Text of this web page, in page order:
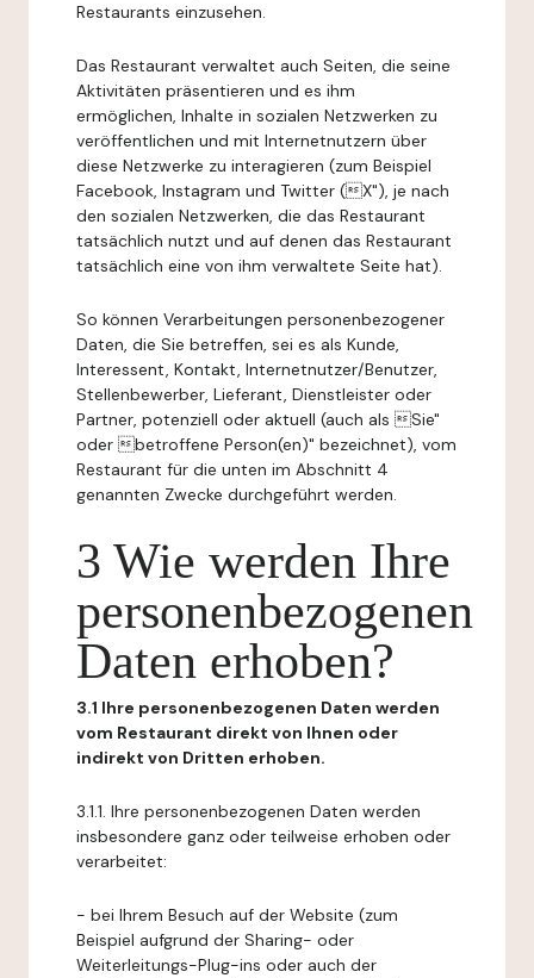
Restaurants einzusehen.
Das Restaurant verwaltet auch Seiten, die seine
Aktivitäten präsentieren und es ihm
ermöglichen, Inhalte in sozialen Netzwerken zu
veröffentlichen und mit Internetnutzern über
diese Netzwerke zu interagieren (zum Beispiel
Facebook, Instagram und Twitter (X"), je nach
den sozialen Netzwerken, die das Restaurant
tatsächlich nutzt und auf denen das Restaurant
tatsächlich eine von ihm verwaltete Seite hat).
So können Verarbeitungen personenbezogener
Daten, die Sie betreffen, sei es als Kunde,
Interessent, Kontakt, Internetnutzer/Benutzer,
Stellenbewerber, Lieferant, Dienstleister oder
Partner, potenziell oder aktuell (auch als Sie"
oder betroffene Person(en)" bezeichnet), vom
Restaurant für die unten im Abschnitt 4
genannten Zwecke durchgeführt werden.
3 Wie werden Ihre
personenbezogenen
Daten erhoben?
3.1 Ihre personenbezogenen Daten werden
vom Restaurant direkt von Ihnen oder
indirekt von Dritten erhoben.
3.1.1. Ihre personenbezogenen Daten werden
insbesondere ganz oder teilweise erhoben oder
verarbeitet:
- bei Ihrem Besuch auf der Website (zum
Beispiel aufgrund der Sharing- oder
Weiterleitungs-Plug-ins oder auch der